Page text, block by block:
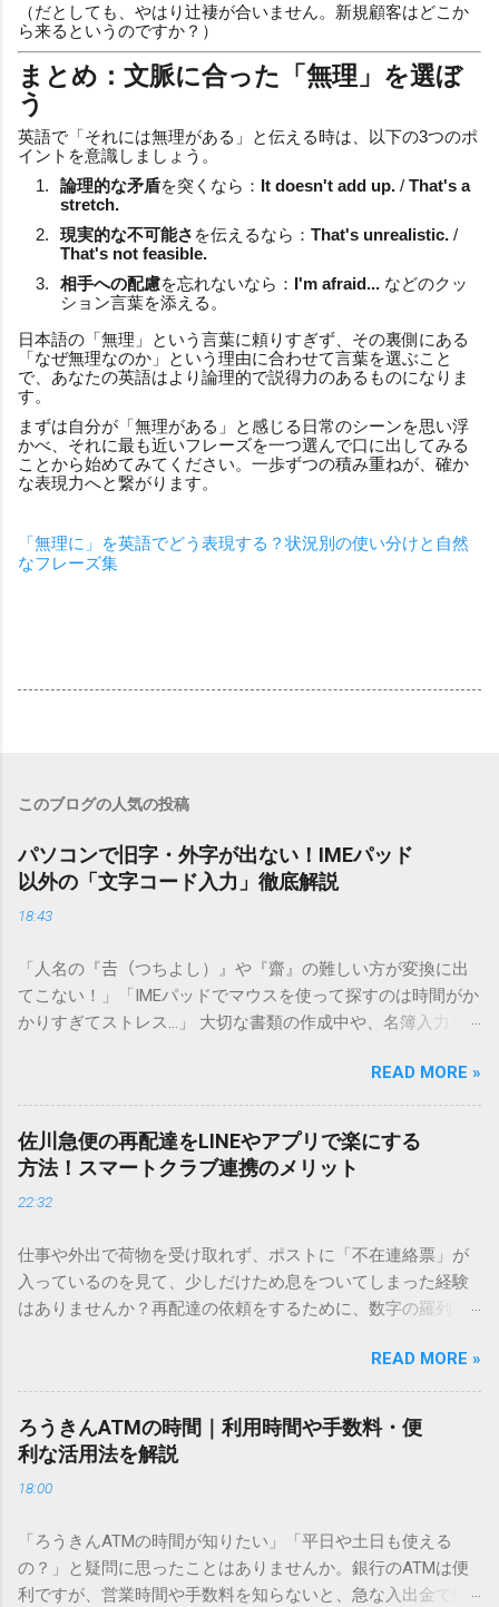
（だとしても、やはり辻褄が合いません。新規顧客はどこか
ら来るというのですか？）
まとめ：文脈に合った「無理」を選ぼ
う
英語で「それには無理がある」と伝える時は、以下の3つのポ
イントを意識しましょう。
論理的な矛盾を突くなら： It doesn't add up. / That's a
stretch.
現実的な不可能さ を伝えるなら： That's unrealistic. /
That's not feasible.
相手への配慮を忘れないなら： I'm afraid... などのクッ
ション言葉を添える。
日本語の「無理」という言葉に頼りすぎず、その裏側にある
「なぜ無理なのか」という理由に合わせて言葉を選ぶこと
で、あなたの英語はより論理的で説得力のあるものになりま
す。
まずは自分が「無理がある」と感じる日常のシーンを思い浮
かべ、それに最も近いフレーズを一つ選んで口に出してみる
ことから始めてみてください。一歩ずつの積み重ねが、確か
な表現力へと繋がります。
「無理に」を英語でどう表現する？状況別の使い分けと自然
なフレーズ集
このブログの人気の投稿
パソコンで旧字・外字が出ない！IMEパッド
以外の「文字コード入力」徹底解説
18:43
「人名の『𠮷（つちよし）』や『齋』の難しい方が変換に出
てこない！」「IMEパッドでマウスを使って探すのは時間がか
かりすぎてストレス…」 大切な書類の作成中や、名簿入力を
てしまいますよね。多くの人が「IMEパッド（手書き入力）」
を使いますが、実はマウスで一画ずつ書くのは非効率です
し、似た漢字が多すぎて結局見つからないことも少なくあり
ません。 そこで今回は、IMEパッドを使わずに、特定のコー
ドを打ち込むだけで一瞬で旧字や外字、特殊記号を呼び出す
「文字コード入力」のテクニックを詳しく解説します。 この
必要はありません。 1. なぜ「変換」しても旧字・外字が出て
こないのか？ そもそも、なぜ普通の変換で出てこない漢字が
あるのでしょうか。その理由は、パソコンが文字を認識する
は、JIS規格（日本産業規格）によって「第1水準」「第2水
準」といった形で整理されています。しかし、人名や地名に
使われる非常に古い漢字（旧字）や、特定の組織だけで作ら
れた「外字」は、この一般的な変換リストに含まれていない
ン上のすべての文字には、いわば「住所」のような番号が割
り振られています。変換候補に出ない文字でも、この住所
（コード）を直接指定すれば、確実に呼び出すことができる
READ MORE »
佐川急便の再配達をLINEやアプリで楽にする
方法！スマートクラブ連携のメリット
22:32
仕事や外出で荷物を受け取れず、ポストに「不在連絡票」が
入っているのを見て、少しだけため息をついてしまった経験
はありませんか？再配達の依頼をするために、数字の羅列を
ことに申し訳なさを感じたりすることもあるかもしれませ
ん。 「もっとスムーズに、自分のタイミングで受け取りた
い」 「わざわざ電話をかけずに、スマホ一つで完結させた
い」 そんな願いを叶えてくれるのが、佐川急便の会員制サー
ビス「スマートクラブ」と、LINEや公式アプリの連携です。
これらを活用するだけで、再配達のストレスは驚くほど軽く
受け取り術と、連携による具体的なメリットを徹底解説しま
す。 佐川急便の再配達が劇的に変わる「スマートクラブ」と
は？ まず押さえておきたいのが、佐川急便の個人向け無料会
READ MORE »
ろうきんATMの時間｜利用時間や手数料・便
利な活用法を解説
18:00
「ろうきんATMの時間が知りたい」「平日や土日も使える
の？」と疑問に思ったことはありませんか。銀行のATMは便
利ですが、営業時間や手数料を知らないと、急な入出金で困